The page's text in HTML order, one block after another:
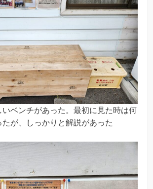
ベンチがあった。最初に見た時は何
が、しっかりと解説があった